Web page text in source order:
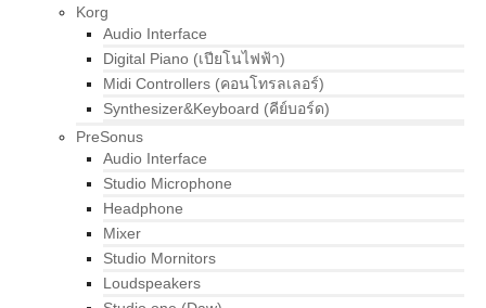
Korg
Audio Interface
Digital Piano (เปียโนไฟฟ้า)
Midi Controllers (คอนโทรลเลอร์)
Synthesizer&Keyboard (คีย์บอร์ด)
PreSonus
Audio Interface
Studio Microphone
Headphone
Mixer
Studio Mornitors
Loudspeakers